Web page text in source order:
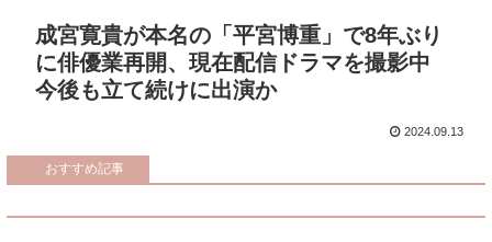
成宮寛貴が本名の「平宮博重」で8年ぶり
に俳優業再開、現在配信ドラマを撮影中
今後も立て続けに出演か
2024.09.13
おすすめ記事